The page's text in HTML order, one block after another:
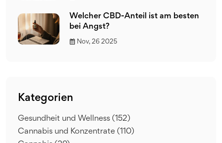
Welcher CBD-Anteil ist am besten
bei Angst?
Nov, 26 2025
Kategorien
Gesundheit und Wellness (152)
Cannabis und Konzentrate (110)